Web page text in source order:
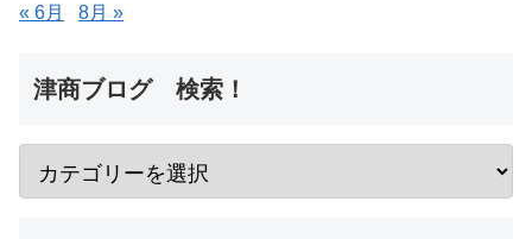
« 6月 8月 »
津商ブログ 検索！